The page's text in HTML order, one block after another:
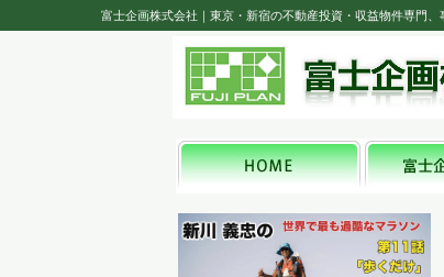
富士企画株式会社｜東京・新宿の不動産投資・収益物件専門、